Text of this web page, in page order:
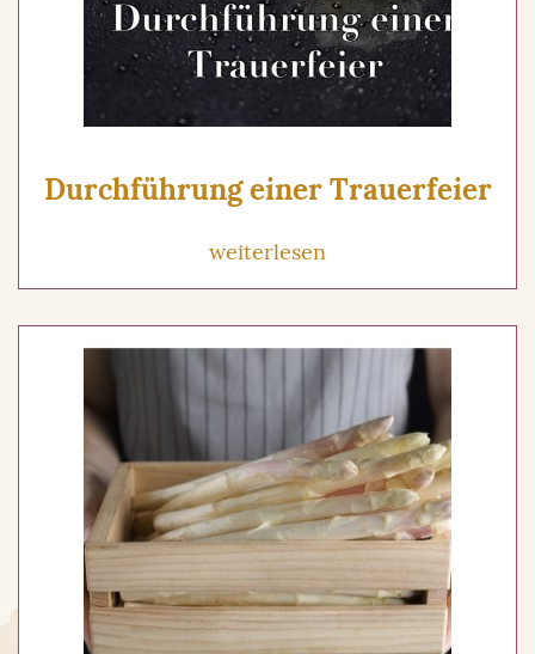
Durchführung einer Trauerfeier
weiterlesen